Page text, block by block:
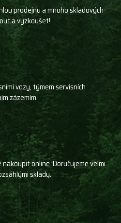
prodejnu a mnoho skladových
a vyzkoušet!
vozy, týmem servisních
zázemím.
online. Doručujeme velmi
sklady.